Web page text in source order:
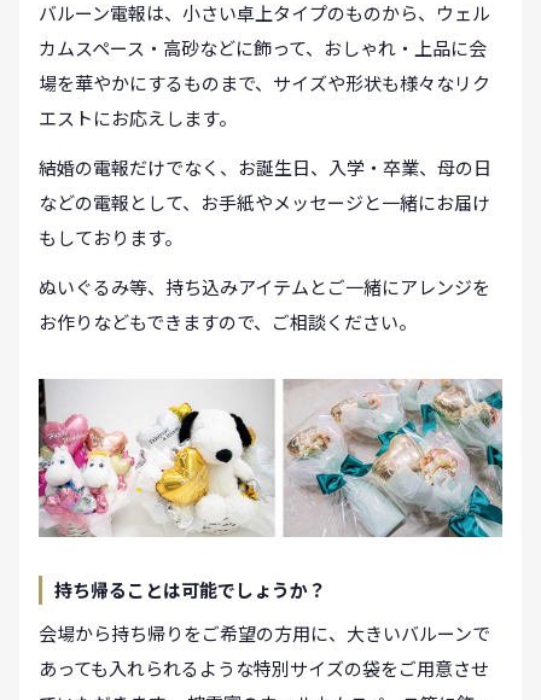
バルーン電報は、小さい卓上タイプのものから、ウェル
カムスペース・高砂などに飾って、おしゃれ・上品に会
場を華やかにするものまで、サイズや形状も様々なリク
エストにお応えします。
結婚の電報だけでなく、お誕生日、入学・卒業、母の日
などの電報として、お手紙やメッセージと一緒にお届け
もしております。
ぬいぐるみ等、持ち込みアイテムとご一緒にアレンジを
お作りなどもできますので、ご相談ください。
持ち帰ることは可能でしょうか？
会場から持ち帰りをご希望の方用に、大きいバルーンで
あっても入れられるような特別サイズの袋をご用意させ